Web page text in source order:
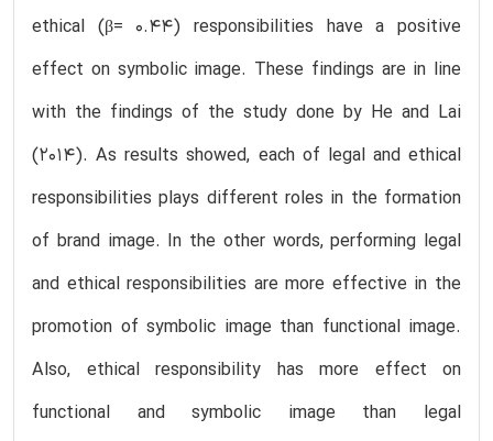
ethical (β= 0.44) responsibilities have a positive
effect on symbolic image. These findings are in line
with the findings of the study done by He and Lai
(2014). As results showed, each of legal and ethical
responsibilities plays different roles in the formation
of brand image. In the other words, performing legal
and ethical responsibilities are more effective in the
promotion of symbolic image than functional image.
Also, ethical responsibility has more effect on
functional and symbolic image than legal